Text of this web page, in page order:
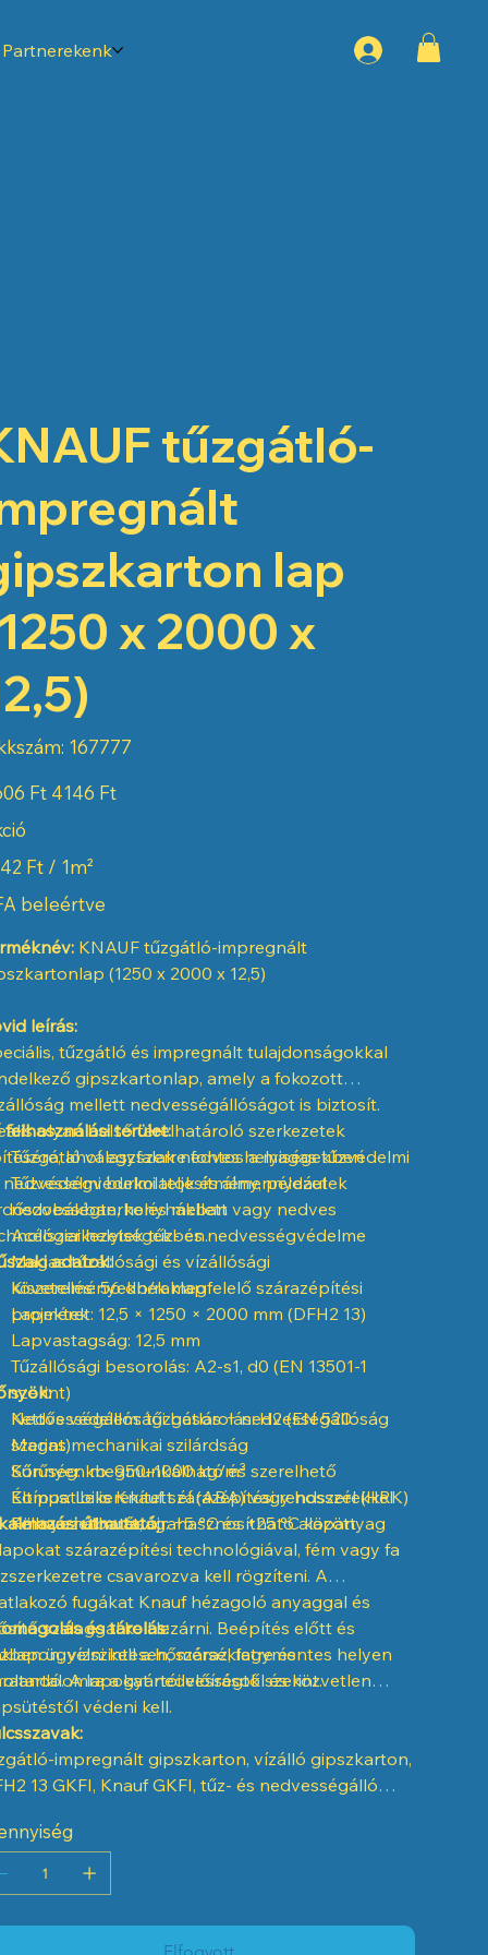
Partnerekenk
tűzgátló-
lap
x 2000 x
Cikkszám:
167777
167777
Ft
Akciós
ár
4146 Ft
Ft / 1m²
beleértve
KNAUF tűzgátló-impregnált
(1250 x 2000 x 12,5)
leírás:
tűzgátló és impregnált tulajdonságokkal
gipszkartonlap, amely a fokozott
mellett nedvességállóságot is biztosít.
olyan belső térelhatároló szerkezetek
ahol egyszerre fontos a magas tűzvédelmi
nedvességvédelmi teljesítmény, például
konyhákban vagy nedves
helyiségekben.
felhasználási terület:
Tűzgátló válaszfalak nedves helyiségekben
Tűzvédelmi burkolatok és álmennyezetek
nedvességterhelés mellett
Acélszerkezetek tűz- és nedvességvédelme
Magas tűzállósági és vízállósági
követelményeknek megfelelő szárazépítési
projektek
adatok:
Kiszerelés: 56 db/raklap
Lapméret: 12,5 × 1250 × 2000 mm (DFH2 13)
Lapvastagság: 12,5 mm
Tűzállósági besorolás: A2-s1, d0 (EN 13501-1
szerint)
Nedvességállósági besorolás: H2 (EN 520
szerint)
Sűrűség: kb. 950–1000 kg/m³
Éltípus: Lekerekített él (ABA) vagy hosszél (HRK)
Felhasználhatóság: +5 °C és +25 °C között
Kettős védelem: tűzgátlás + nedvességállóság
Magas mechanikai szilárdság
Könnyen megmunkálható és szerelhető
Kompatibilis Knauf szárazépítési rendszerekkel
Környezetbarát, újrahasznosítható alapanyag
útmutató:
szárazépítési technológiával, fém vagy fa
csavarozva kell rögzíteni. A
fugákat Knauf hézagoló anyaggal és
szalaggal kell lezárni. Beépítés előtt és
ügyelni kell a hőmérsékletre és
a gyártói előírások szerint.
és tárolás:
vízszintesen, száraz, fagymentes helyen
A lapokat nedvességtől és közvetlen
védeni kell.
impregnált gipszkarton, vízálló gipszkarton,
13 GKFI, Knauf GKFI, tűz- és nedvességálló
Elfogyott